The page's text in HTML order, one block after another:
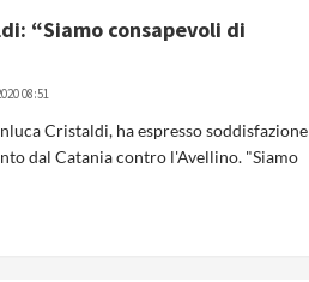
“Siamo consapevoli di
08:51
Cristaldi, ha espresso soddisfazione
dal Catania contro l'Avellino. "Siamo